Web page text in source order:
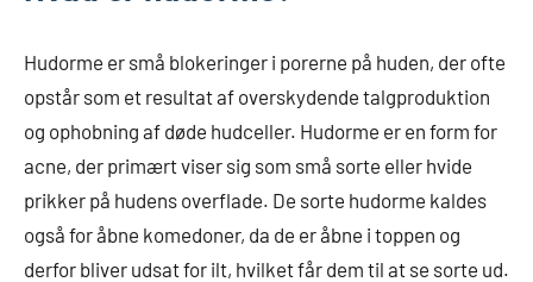
Hudorme er små blokeringer i porerne på huden, der ofte
opstår som et resultat af overskydende talgproduktion
og ophobning af døde hudceller. Hudorme er en form for
acne, der primært viser sig som små sorte eller hvide
prikker på hudens overflade. De sorte hudorme kaldes
også for åbne komedoner, da de er åbne i toppen og
derfor bliver udsat for ilt, hvilket får dem til at se sorte ud.